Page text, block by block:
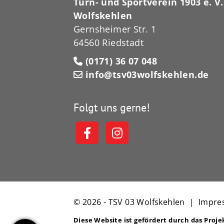
Wolfskehlen
Gernsheimer Str. 1
64560 Riedstadt
(0171) 36 07 048
info@tsv03wolfskehlen.de
Folgt uns gerne!
© 2026 - TSV 03 Wolfskehlen |
Diese Website ist gefördert durch das